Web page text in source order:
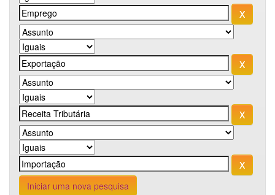
Iniciar uma nova pesquisa